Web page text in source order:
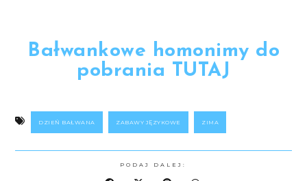
Bałwankowe homonimy do
pobrania TUTAJ
DZIEŃ BAŁWANA ZABAWY JĘZYKOWE ZIMA
PODAJ DALEJ: